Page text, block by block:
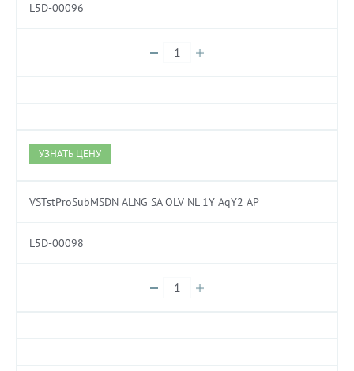
L5D-00096
УЗНАТЬ ЦЕНУ
VSTstProSubMSDN ALNG SA OLV NL 1Y AqY2 AP
L5D-00098